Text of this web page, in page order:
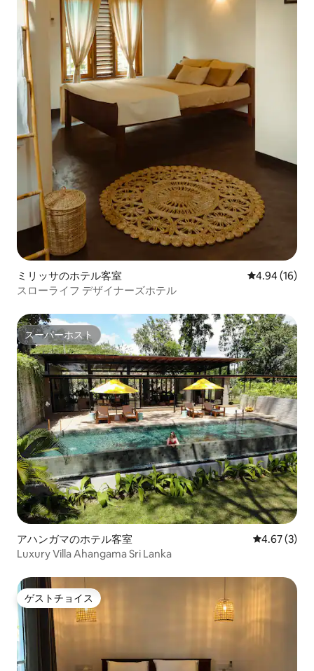
ミリッサのホテル客室 レビュー16
4.94 (16)
スローライフ デザイナーズホテル
スーパーホスト
スーパーホスト
アハンガマのホテル客室 レビュー3
4.67 (3)
Luxury Villa Ahangama Sri Lanka
ゲストチョイス
ゲストチョイス